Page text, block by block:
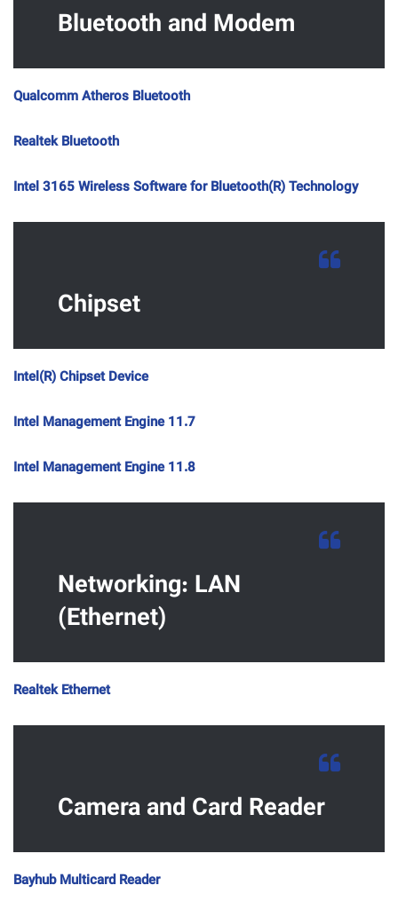
Bluetooth and Modem
Qualcomm Atheros Bluetooth
Realtek Bluetooth
Intel 3165 Wireless Software for Bluetooth(R) Technology
Chipset
Intel(R) Chipset Device
Intel Management Engine 11.7
Intel Management Engine 11.8
Networking: LAN
(Ethernet)
Realtek Ethernet
Camera and Card Reader
Bayhub Multicard Reader